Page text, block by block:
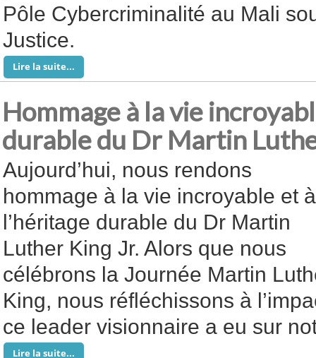
Pôle Cybercriminalité au Mali
Justice.
Lire la suite...
Hommage à la vie
durable du Dr Martin
Aujourd’hui, nous rendons
hommage à la vie incroyable et à
l’héritage durable du Dr Martin
Luther King Jr. Alors que nous
célébrons la Journée Martin
King, nous réfléchissons à
ce leader visionnaire a eu sur
Lire la suite...